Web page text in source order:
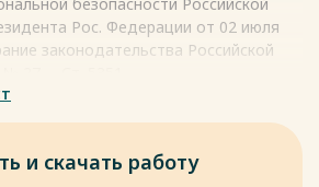
Рос. Федерации от 02 июля
законодательства Российской
Сергеевич Национальные интересы
на постсоветском пространстве //
и скачать работу